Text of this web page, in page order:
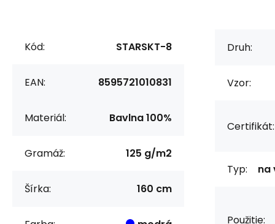
Kód: STARSKT-8
EAN: 8595721010831
Materiál: Bavlna 100%
Gramáž: 125 g/m2
Šírka: 160 cm
Druh:
Vzor:
Certifikát:
Typ: na
Použitie: